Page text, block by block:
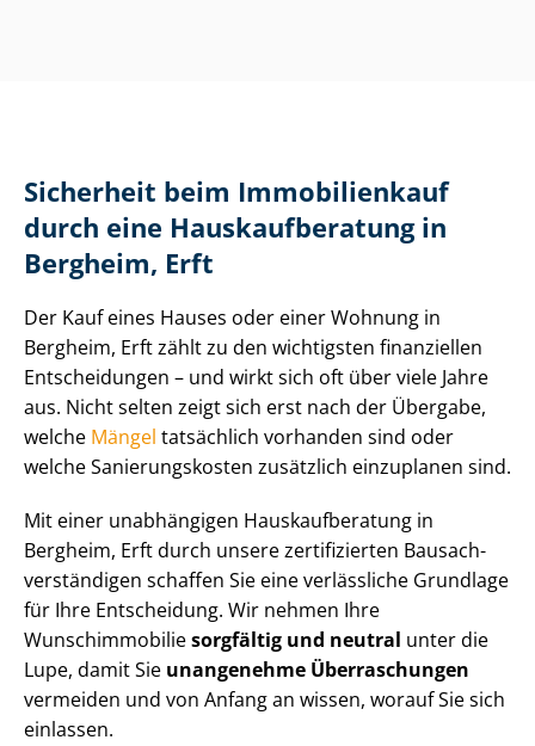
Sicherheit beim Immobilienkauf
durch eine Haus­kauf­be­ra­tung in
Bergheim, Erft
Der Kauf eines Hauses oder einer Wohnung in
Bergheim, Erft zählt zu den wichtigsten finanziellen
Entscheidungen – und wirkt sich oft über viele Jahre
aus. Nicht selten zeigt sich erst nach der Übergabe,
welche Mängel tatsächlich vorhanden sind oder
welche Sa­nie­rungs­kos­ten zusätzlich einzuplanen sind.
Mit einer unabhängigen Haus­kauf­be­ra­tung in
Bergheim, Erft durch unsere zertifizierten Bau­sach­
ver­stän­di­gen schaffen Sie eine verlässliche Grundlage
für Ihre Entscheidung. Wir nehmen Ihre
Wunschimmobiliesorgfältig und neutral unter die
Lupe, damit Sie unangenehme Überraschungen
vermeiden und von Anfang an wissen, worauf Sie sich
einlassen.